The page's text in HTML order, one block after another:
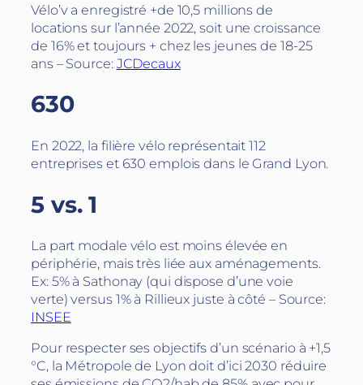
Vélo’v a enregistré +de 10,5 millions de
locations sur l’année 2022, soit une croissance
de 16% et toujours + chez les jeunes de 18-25
ans – Source: JCDecaux
630
En 2022, la filière vélo représentait 112
entreprises et 630 emplois dans le Grand Lyon.
5 vs. 1
La part modale vélo est moins élevée en
périphérie, mais très liée aux aménagements.
Ex: 5% à Sathonay (qui dispose d’une voie
verte) versus 1% à Rillieux juste à côté – Source:
INSEE
Pour respecter ses objectifs d’un scénario à +1,5
°C, la Métropole de Lyon doit d’ici 2030 réduire